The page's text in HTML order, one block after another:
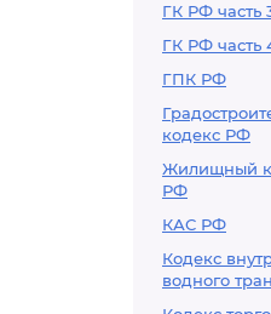
ГК РФ часть
ГК РФ часть
ГПК РФ
кодекс РФ
Жилищный
РФ
КАС РФ
Кодекс
водного